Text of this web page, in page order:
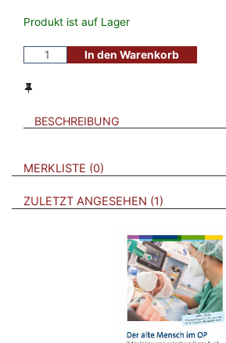
Produkt ist auf Lager
In den Warenkorb
BESCHREIBUNG
VERWEISE AUF VERMERKTE- ODER
MERKLISTE 0 BROSCHÜREN
ZULETZT ANGESEHEN 1